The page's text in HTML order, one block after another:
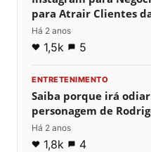
para Atrair Clientes
Há 2 anos
1,5k 5
ENTRETENIMENTO
Saiba porque irá
personagem de
Há 2 anos
1,8k 4